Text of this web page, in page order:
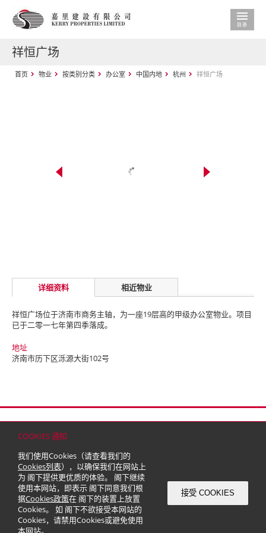
COOKIES 通知
我们使用Cookies（请查看我们的
Cookies列表），以确保我们在网站上
为 阁下提供更优质的体验。 阁下继续
使用本网站，即表示 阁下同意我们根
据Cookies政策在 阁下的装置上放置
Cookies。 如 阁下不欲接受本网站的
Cookies，请禁用Cookies或避免使用
本网站。
接受 COOKIES
祥恒广场
首页 物业 按类别分类 办公室 中国内地 杭州 祥恒广场
详细资料 相近物业
祥恒广场位于济南市商务主轴，为一座19层高的甲级办公室物业。项目
已于二零一七年第四季落成。
地址
济南市历下区泺源大街102号
© 2026 嘉里建设有限公司 (于百慕达注册成立之有限公司)